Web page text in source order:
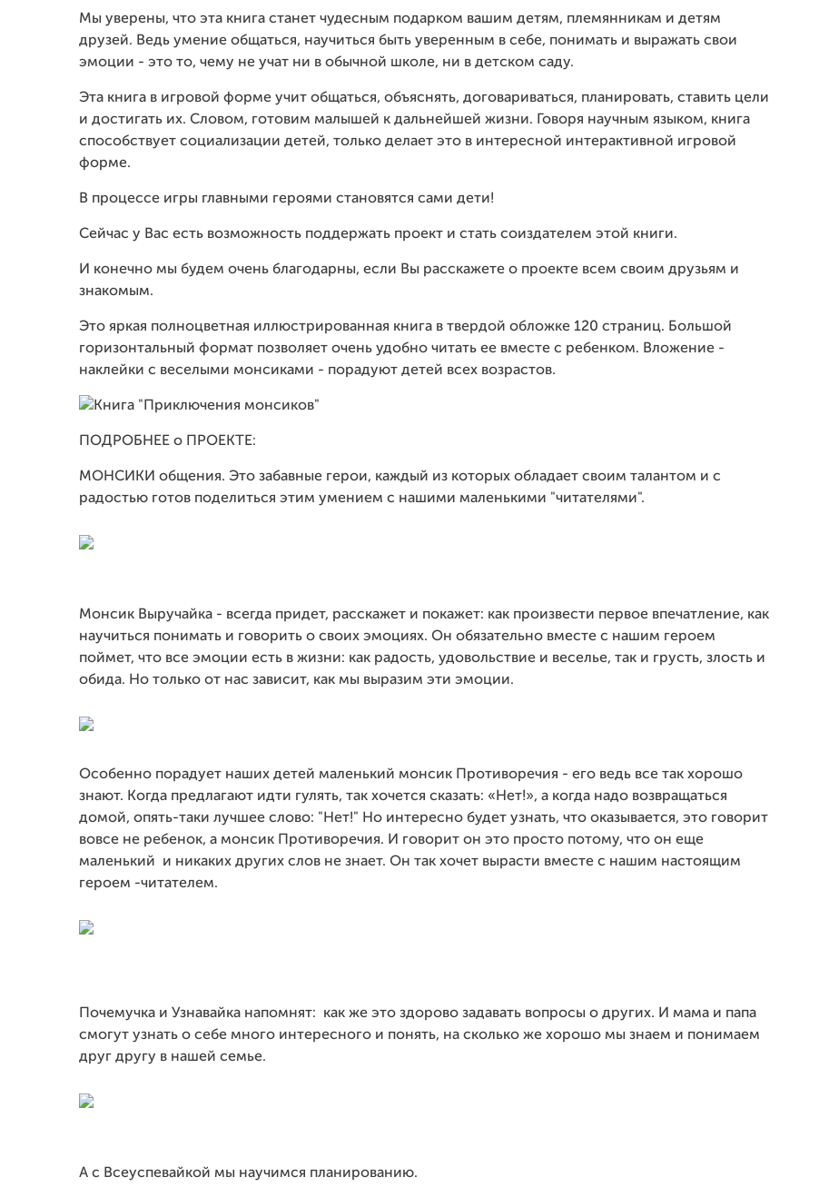
Мы уверены, что эта книга станет чудесным подарком вашим детям, племянникам и детям
друзей. Ведь умение общаться, научиться быть уверенным в себе, понимать и выражать свои
эмоции - это то, чему не учат ни в обычной школе, ни в детском саду.
Эта книга в игровой форме учит общаться, объяснять, договариваться, планировать, ставить цели
и достигать их. Словом, готовим малышей к дальнейшей жизни. Говоря научным языком, книга
способствует социализации детей, только делает это в интересной интерактивной игровой
форме.
В процессе игры главными героями становятся сами дети!
Сейчас у Вас есть возможность поддержать проект и стать соиздателем этой книги.
И конечно мы будем очень благодарны, если Вы расскажете о проекте всем своим друзьям и
знакомым.
Это яркая полноцветная иллюстрированная книга в твердой обложке 120 страниц. Большой
горизонтальный формат позволяет очень удобно читать ее вместе с ребенком. Вложение -
наклейки с веселыми монсиками - порадуют детей всех возрастов.
ПОДРОБНЕЕ о ПРОЕКТЕ:
МОНСИКИ общения. Это забавные герои, каждый из которых обладает своим талантом и с
радостью готов поделиться этим умением с нашими маленькими "читателями".
Монсик Выручайка - всегда придет, расскажет и покажет: как произвести первое впечатление, как
научиться понимать и говорить о своих эмоциях. Он обязательно вместе с нашим героем
поймет, что все эмоции есть в жизни: как радость, удовольствие и веселье, так и грусть, злость и
обида. Но только от нас зависит, как мы выразим эти эмоции.
Особенно порадует наших детей маленький монсик Противоречия - его ведь все так хорошо
знают. Когда предлагают идти гулять, так хочется сказать: «Нет!», а когда надо возвращаться
домой, опять-таки лучшее слово: "Нет!" Но интересно будет узнать, что оказывается, это говорит
вовсе не ребенок, а монсик Противоречия. И говорит он это просто потому, что он еще
маленький и никаких других слов не знает. Он так хочет вырасти вместе с нашим настоящим
героем -читателем.
Почемучка и Узнавайка напомнят: как же это здорово задавать вопросы о других. И мама и папа
смогут узнать о себе много интересного и понять, на сколько же хорошо мы знаем и понимаем
друг другу в нашей семье.
А с Всеуспевайкой мы научимся планированию.